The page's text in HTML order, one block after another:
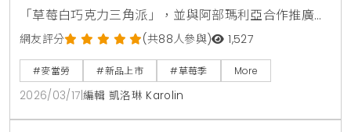
「草莓白巧克力三角派」，並與阿部瑪利亞合作推廣。
此外，2026年「霹靂甜心卡」同步開賣，聯名素還真
等經典角色並新增金選咖啡優惠，兒童節更有麥麥共讀
月親子活動。
網友評分 (共88人參與) 1,527
#麥當勞 #新品上市 #草莓季 More
2026/03/17 編輯 凱洛琳 Karolin